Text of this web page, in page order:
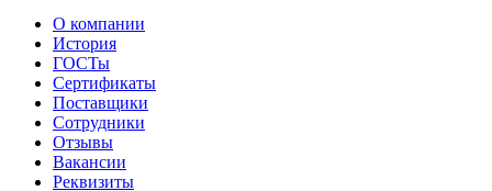
О компании
История
ГОСТы
Сертификаты
Поставщики
Сотрудники
Отзывы
Вакансии
Реквизиты